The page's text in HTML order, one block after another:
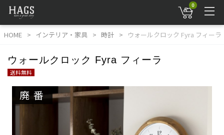
0
HOME インテリア・家具 時計 ウォールクロック Fyra フィーラ
ウォールクロック Fyra フィーラ
送料無料
廃番